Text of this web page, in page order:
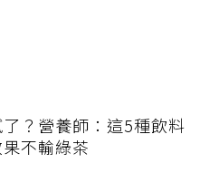
？營養師：這5種飲料
不輸綠茶